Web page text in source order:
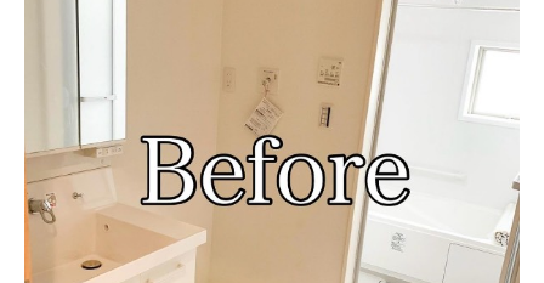
企業向けIT製品の総合サイト
IT製品の技術・比較・事例
製造業のIT導入・活用を支援
モノづくり技術者専門サイト
エレクトロニクス専門サイト